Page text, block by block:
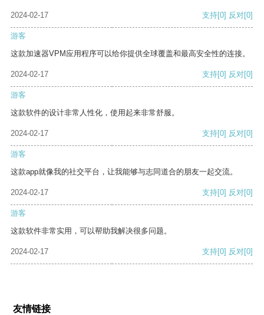
2024-02-17 支持[0] 反对[0]
游客
这款加速器VPM应用程序可以给你提供全球覆盖和最高安全性的连接。
2024-02-17 支持[0] 反对[0]
游客
这款软件的设计非常人性化，使用起来非常舒服。
2024-02-17 支持[0] 反对[0]
游客
这款app就像我的社交平台，让我能够与志同道合的朋友一起交流。
2024-02-17 支持[0] 反对[0]
游客
这款软件非常实用，可以帮助我解决很多问题。
2024-02-17 支持[0] 反对[0]
友情链接